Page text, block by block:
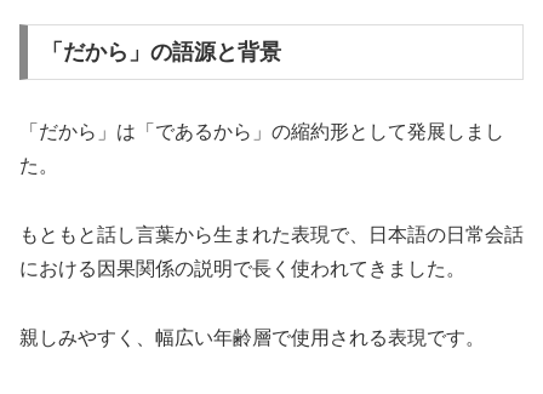
「だから」の語源と背景
「だから」は「であるから」の縮約形として発展しまし
た。
もともと話し言葉から生まれた表現で、日本語の日常会話
における因果関係の説明で長く使われてきました。
親しみやすく、幅広い年齢層で使用される表現です。